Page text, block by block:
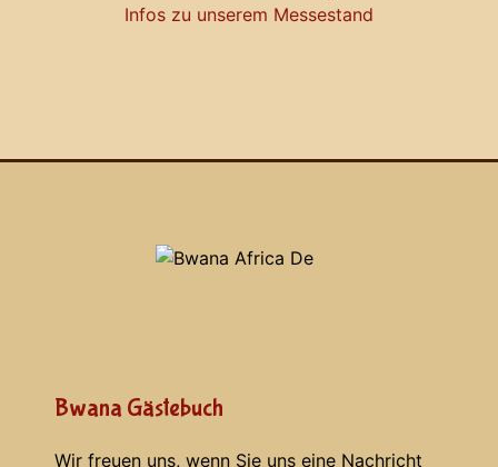
Infos zu unserem Messestand
Bwana Gästebuch
Wir freuen uns, wenn Sie uns eine Nachricht